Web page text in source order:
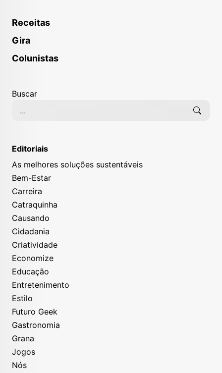
Receitas
Gira
Colunistas
Buscar
Editoriais
As melhores soluções sustentáveis
Bem-Estar
Carreira
Catraquinha
Causando
Cidadania
Criatividade
Economize
Educação
Entretenimento
Estilo
Futuro Geek
Gastronomia
Grana
Jogos
Nós